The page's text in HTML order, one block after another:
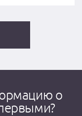
о